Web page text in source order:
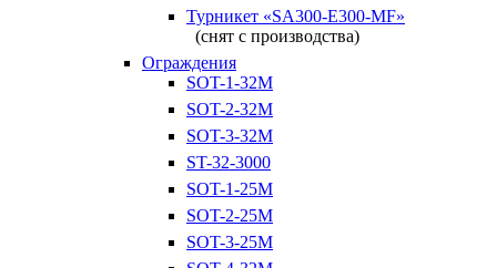
Турникет «SA300-Е300-MF»
(снят с производства)
Ограждения
SOT-1-32М
SOT-2-32М
SOT-3-32М
ST-32-3000
SOT-1-25М
SOT-2-25М
SOT-3-25М